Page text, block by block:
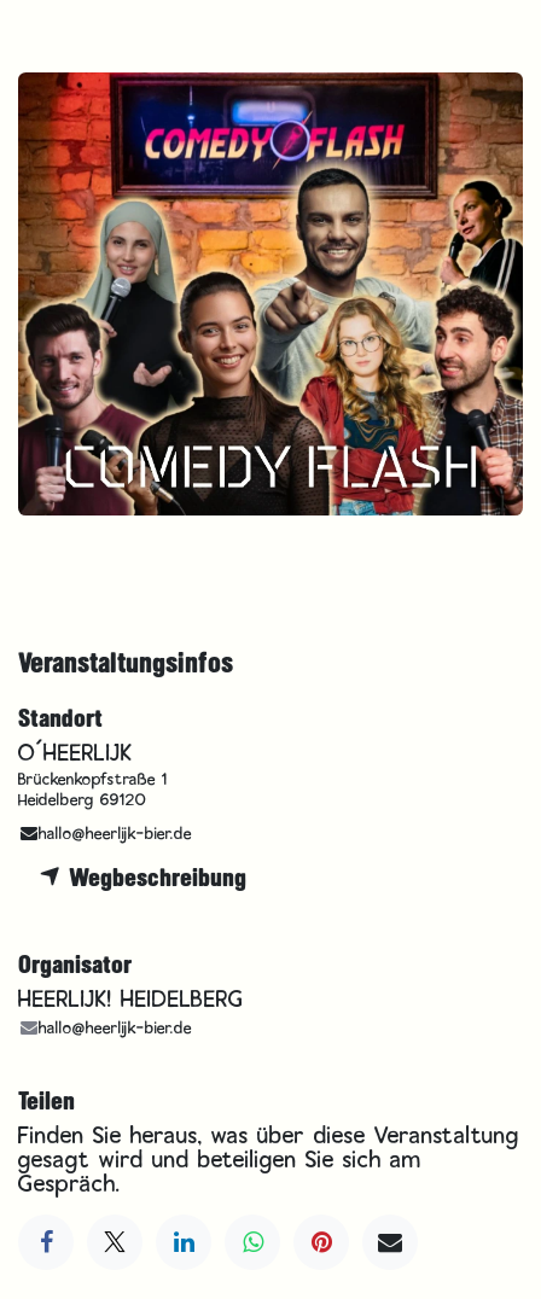
Veranstaltungsinfos
Standort
O´HEERLIJK
Brückenkopfstraße 1
Heidelberg 69120
hallo@heerlijk-bier.de
Wegbeschreibung
Organisator
HEERLIJK! HEIDELBERG
hallo@heerlijk-bier.de
Teilen
Finden Sie heraus, was über diese Veranstaltung
gesagt wird und beteiligen Sie sich am
Gespräch.